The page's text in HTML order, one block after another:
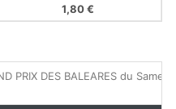
1,80 €
PRIX DES BALEARES du